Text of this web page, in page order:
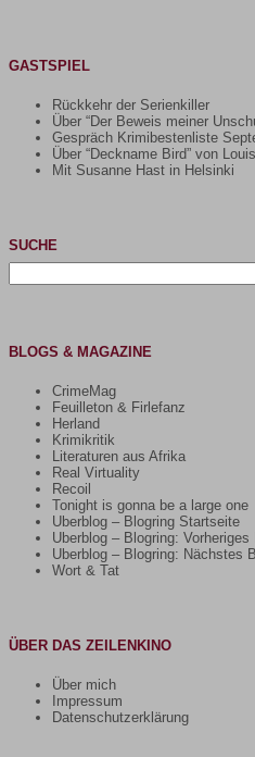
GASTSPIEL
Rückkehr der Serienkiller
Über “Der Beweis meiner
Gespräch Krimibestenliste
Über “Deckname Bird” von
Mit Susanne Hast in Helsinki
SUCHE
Suchen
nach:
BLOGS & MAGAZINE
CrimeMag
Feuilleton & Firlefanz
Herland
Krimikritik
Literaturen aus Afrika
Real Virtuality
Recoil
Tonight is gonna be a large one
Uberblog – Blogring Startseite
Uberblog – Blogring: Vorheriges
Uberblog – Blogring: Nächstes
Wort & Tat
ÜBER DAS ZEILENKINO
Über mich
Impressum
Datenschutzerklärung